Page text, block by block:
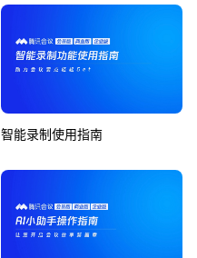
智能录制使用指南